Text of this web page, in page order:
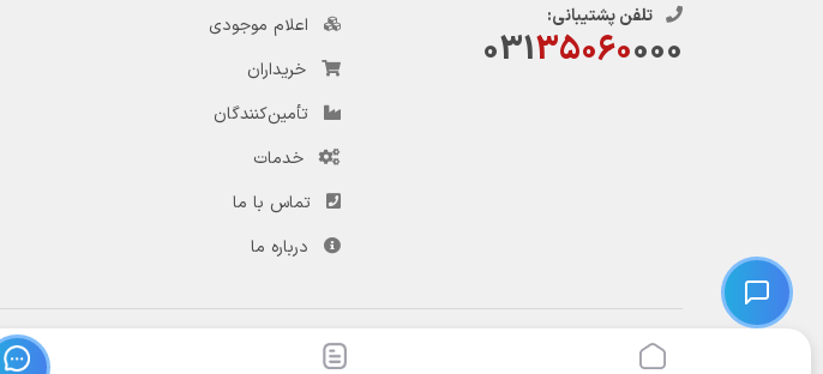
تلفن پشتیبانی:
03135060000
اعلام موجودی
خریداران
تأمین‌کنندگان
خدمات
تماس با ما
درباره ما
© کلیه حقوق این وب‌سایت و سرویس‌های آن متعلق به سامانه فولاد ۲۴ است.